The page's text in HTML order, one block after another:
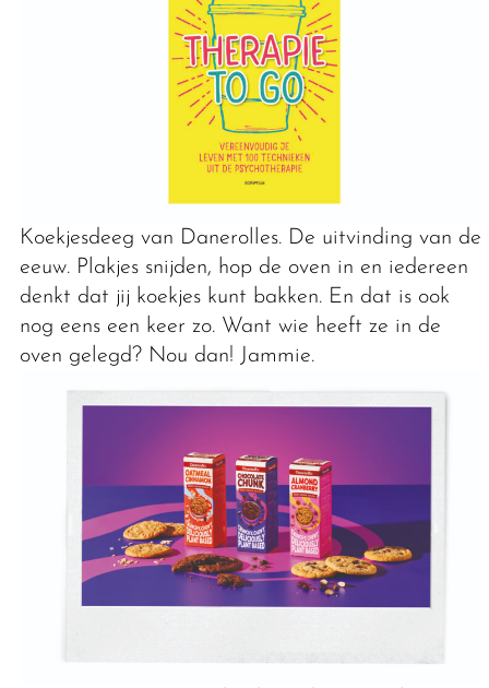
Koekjesdeeg van Danerolles. De uitvinding van de
eeuw. Plakjes snijden, hop de oven in en iedereen
denkt dat jij koekjes kunt bakken. En dat is ook
nog eens een keer zo. Want wie heeft ze in de
oven gelegd? Nou dan! Jammie.